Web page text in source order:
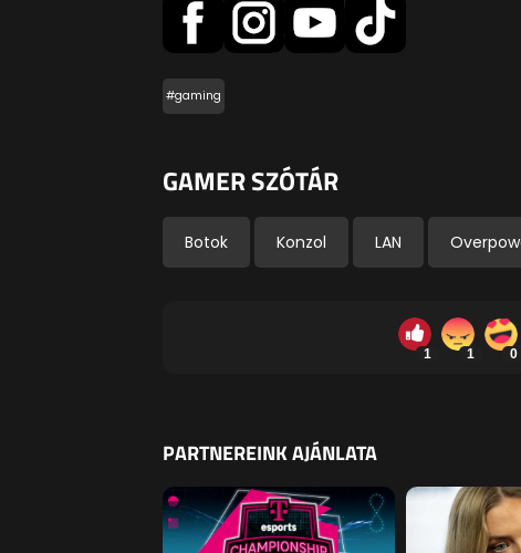
#gaming
GAMER SZÓTÁR
Botok Konzol LAN
1 1 0
PARTNEREINK AJÁNLATA